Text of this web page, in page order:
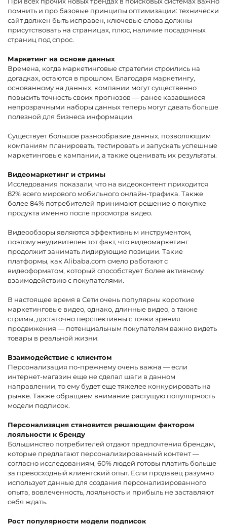
помнить и про базовые принципы оптимизации: технически
сайт должен быть исправен, ключевые слова должны
присутствовать на страницах, плюс, наличие посадочных
страниц под спрос.
Маркетинг на основе данных
Времена, когда маркетинговые стратегии строились на
догадках, остаются в прошлом. Благодаря маркетингу,
основанному на данных, компании могут существенно
повысить точность своих прогнозов — ранее казавшиеся
непрозрачными наборы данных теперь могут давать больше
полезной для бизнеса информации.
Существует большое разнообразие данных, позволяющим
компаниям планировать, тестировать и запускать успешные
маркетинговые кампании, а также оценивать их результаты.
Видеомаркетинг и стримы
Исследования показали, что на видеоконтент приходится
82% всего мирового мобильного онлайн-трафика. Также
более 84% потребителей принимают решение о покупке
продукта именно после просмотра видео.
Видеообзоры являются эффективным инструментом,
поэтому неудивителен тот факт, что видеомаркетинг
продолжит занимать лидирующие позиции. Такие
платформы, как Alibaba.com смело работают с
видеоформатом, который способствует более активному
взаимодействию с покупателями.
В настоящее время в Сети очень популярны короткие
маркетинговые видео, однако, длинные видео, а также
стримы, достаточно перспективны с точки зрения
продвижения — потенциальным покупателям важно видеть
товары в реальной жизни.
Взаимодействие с клиентом
Персонализация по-прежнему очень важна — если
интернет-магазин еще не сделал шаги в данном
направлении, то ему будет еще тяжелее конкурировать на
рынке. Также обращаем внимание растущую популярность
модели подписок.
Персонализация становится решающим фактором
лояльности к бренду
Большинство потребителей отдают предпочтения брендам,
которые предлагают персонализированный контент —
согласно исследованиям, 60% людей готовы платить больше
за превосходный клиентский опыт. Если продавец разумно
использует данные для создания персонализированного
опыта, вовлеченность, лояльность и прибыль не заставляют
себя ждать.
Рост популярности модели подписок